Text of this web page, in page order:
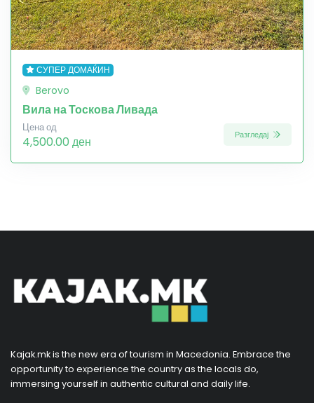
СУПЕР ДОМАЌИН
Berovo
Вила на Тоскова Ливада
Цена од
4,500.00 ден Разгледај
Kajak.mk is the new era of tourism in Macedonia. Embrace the
opportunity to experience the country as the locals do,
immersing yourself in authentic cultural and daily life.